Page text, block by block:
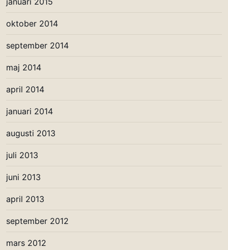
oktober 2014
september 2014
maj 2014
april 2014
januari 2014
augusti 2013
juli 2013
juni 2013
april 2013
september 2012
mars 2012